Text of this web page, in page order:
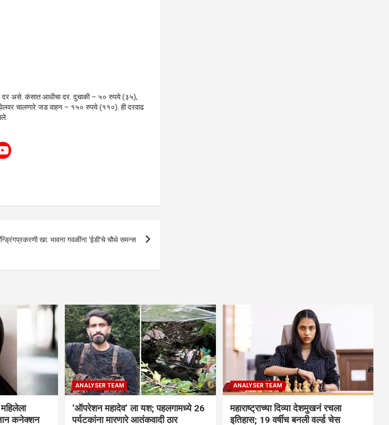
दर असे. कंसात आधीचा दर. दुचाकी – ५० रुपये (३५),
चालणारे जड वाहन – १५० रुपये (११०). ही दरवाढ
खा. भावना गवळींना ‘ईडी’चे चौथे समन्स
कनेक्शन
ANALYSER TEAM
‘ऑपरेशन महादेव’ ला यश; पहलगामध्ये 26
पर्यटकांना मारणारे आतंकवादी ठार
ANALYSER TEAM
महाराष्ट्राच्या दिव्या देशमुखनं रचला
इतिहास; 19 वर्षीच बनली वर्ल्ड चेस